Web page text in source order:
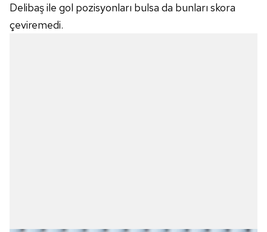
Delibaş ile gol pozisyonları bulsa da bunları skora
çeviremedi.